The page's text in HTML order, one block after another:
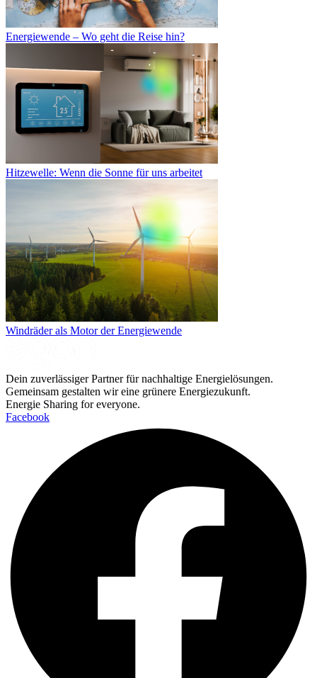
Energiewende – Wo geht die Reise hin?
Hitzewelle: Wenn die Sonne für uns arbeitet
Windräder als Motor der Energiewende
Dein zuverlässiger Partner für nachhaltige Energielösungen.
Gemeinsam gestalten wir eine grünere Energiezukunft.
Energie Sharing for everyone.
Facebook